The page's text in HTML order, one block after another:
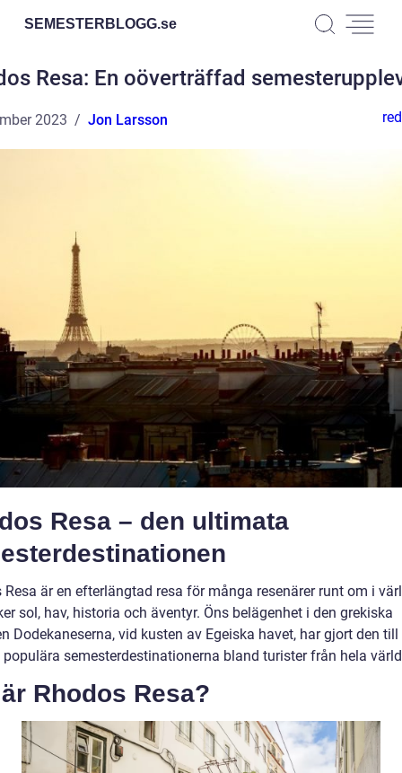
SEMESTERBLOGG.se
Resa: En oöverträffad
2023 Jon Larsson
Resa – den ultimata
Resa är en efterlängtad resa för många resenärer runt om i
sol, hav, historia och äventyr. Öns belägenhet i den grekiska
Dodekaneserna, vid kusten av Egeiska havet, har gjort den till
populära semesterdestinationerna bland turister från hela
Rhodos Resa?